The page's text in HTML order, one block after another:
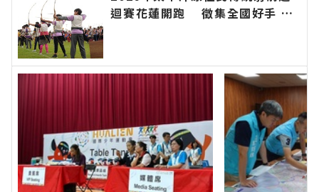
迴賽花蓮開跑 徵集全國好手 巡
聞－最快速的今日新聞報導 最新